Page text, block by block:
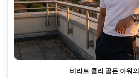
비라트 콜리 골든 아워